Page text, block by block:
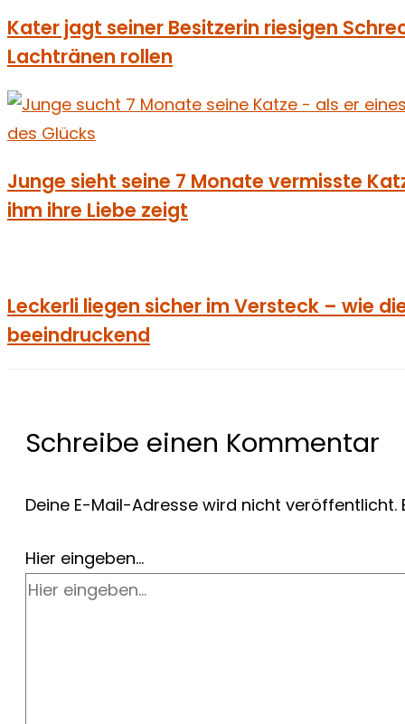
Kater jagt seiner Besitzerin riesigen
Lachtränen rollen
Junge sieht seine 7 Monate vermisste
ihm ihre Liebe zeigt
Leckerli liegen sicher im Versteck – wie
beeindruckend
Schreibe einen Kommentar
Deine E-Mail-Adresse wird nicht veröffentlicht.
Hier eingeben…